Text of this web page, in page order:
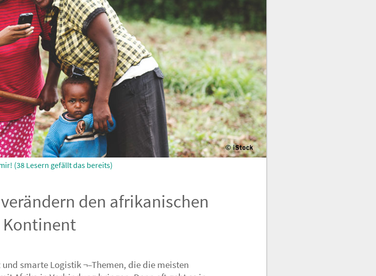
38 Lesern gefällt das
den afrikanischen
Kontinent
smarte Logistik ¬–Themen, die die meisten